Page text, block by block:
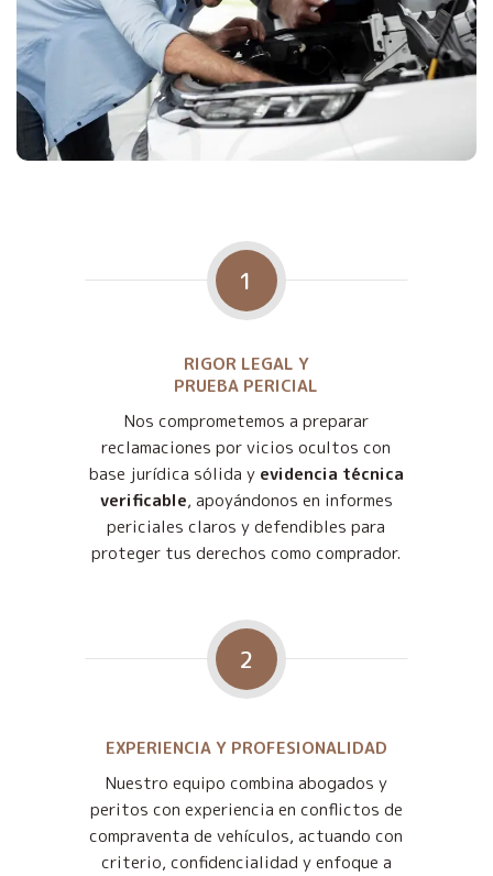
1
RIGOR LEGAL Y
PRUEBA PERICIAL
Nos comprometemos a preparar
reclamaciones por vicios ocultos con
base jurídica sólida y evidencia técnica
verificable, apoyándonos en informes
periciales claros y defendibles para
proteger tus derechos como comprador.
2
EXPERIENCIA Y PROFESIONALIDAD
Nuestro equipo combina abogados y
peritos con experiencia en conflictos de
compraventa de vehículos, actuando con
criterio, confidencialidad y enfoque a